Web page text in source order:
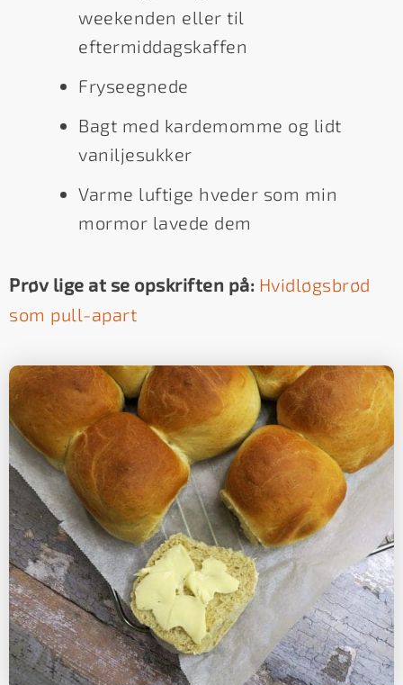
weekenden eller til
eftermiddagskaffen
Fryseegnede
Bagt med kardemomme og lidt
vaniljesukker
Varme luftige hveder som min
mormor lavede dem
Prøv lige at se opskriften på: Hvidløgsbrød
som pull-apart